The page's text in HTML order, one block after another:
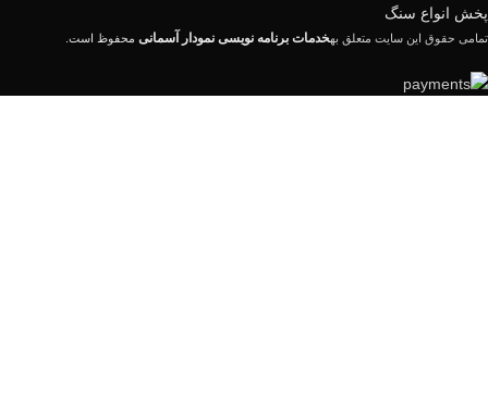
پخش انواع سنگ
تمامی حقوق این سایت متعلق بهخدمات برنامه نویسی نمودار آسمانی محفوظ است.